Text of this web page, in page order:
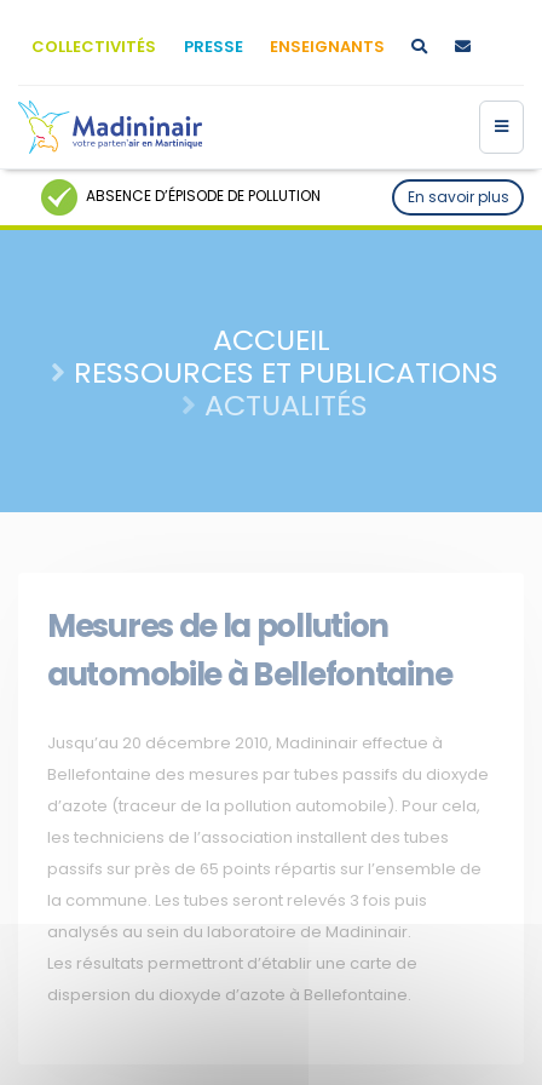
COLLECTIVITÉS PRESSE ENSEIGNANTS
ABSENCE D’ÉPISODE DE POLLUTION En savoir plus
ACCUEIL
RESSOURCES ET PUBLICATIONS
ACTUALITÉS
Mesures de la pollution
automobile à Bellefontaine
Jusqu’au 20 décembre 2010, Madininair effectue à
Bellefontaine des mesures par tubes passifs du dioxyde
d’azote (traceur de la pollution automobile). Pour cela,
les techniciens de l’association installent des tubes
passifs sur près de 65 points répartis sur l’ensemble de
la commune. Les tubes seront relevés 3 fois puis
analysés au sein du laboratoire de Madininair.
Les résultats permettront d’établir une carte de
dispersion du dioxyde d’azote à Bellefontaine.